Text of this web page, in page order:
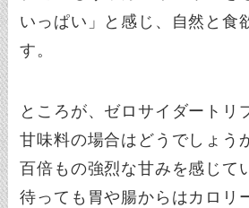
いっぱい」と感じ、自然と食
す。
ところが、ゼロサイダートリ
甘味料の場合はどうでしょう
百倍もの強烈な甘みを感じて
待っても胃や腸からはカロリ